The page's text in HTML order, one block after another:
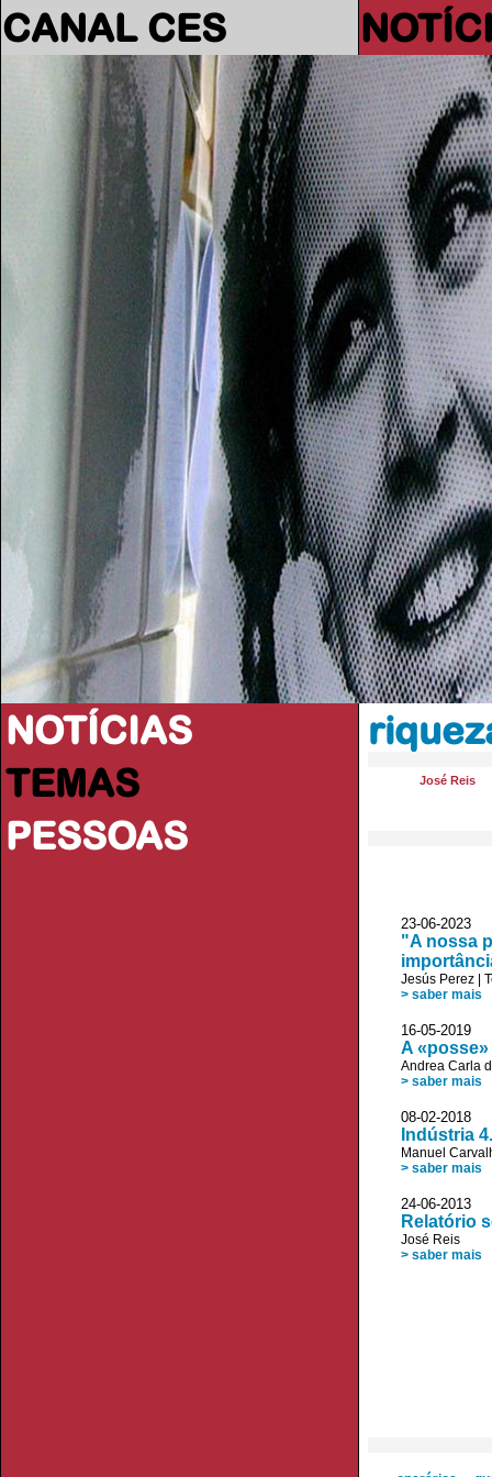
CANAL CES
NOTÍCIAS
TEMAS
PESSOAS
José Reis
23-06-
"A nossa
Jesús Perez
> saber mais
16-05-2019
A
Andrea Carla
> saber mais
08-02-2018
Indústria
Manuel
> saber mais
24-06-
Relatório
José Reis
> saber mais